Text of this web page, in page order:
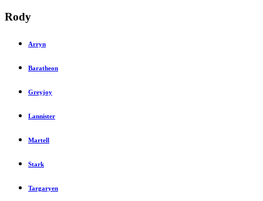
Rody
Arryn
Baratheon
Greyjoy
Lannister
Martell
Stark
Targaryen